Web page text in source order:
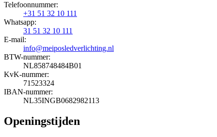
Telefoonnummer:
+31 51 32 10 111
Whatsapp:
31 51 32 10 111
E-mail:
info@meiposledverlichting.nl
BTW-nummer:
NL858748484B01
KvK-nummer:
71523324
IBAN-nummer:
NL35INGB0682982113
Openingstijden